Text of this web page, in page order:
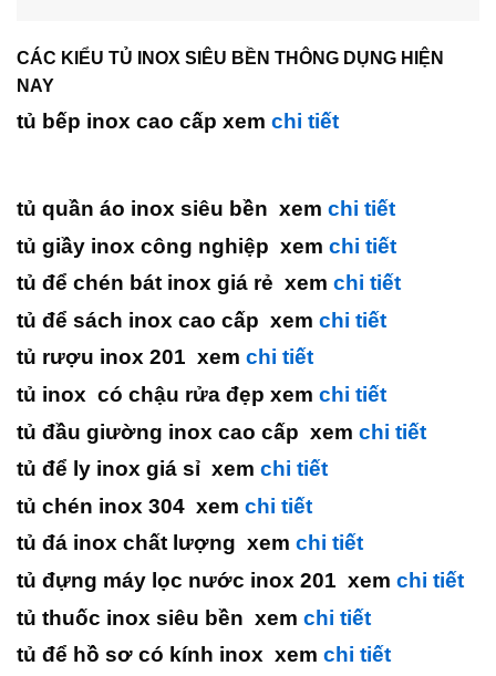
CÁC KIỂU TỦ INOX SIÊU BỀN THÔNG DỤNG HIỆN
NAY
tủ bếp inox cao cấp xem chi tiết
tủ quần áo inox siêu bền xem chi tiết
tủ giầy inox công nghiệp xem chi tiết
tủ để chén bát inox giá rẻ xem chi tiết
tủ để sách inox cao cấp xem chi tiết
tủ rượu inox 201 xem chi tiết
tủ inox có chậu rửa đẹp xem chi tiết
tủ đầu giường inox cao cấp xem chi tiết
tủ để ly inox giá sỉ xem chi tiết
tủ chén inox 304 xem chi tiết
tủ đá inox chất lượng xem chi tiết
tủ đựng máy lọc nước inox 201 xem chi tiết
tủ thuốc inox siêu bền xem chi tiết
tủ để hồ sơ có kính inox xem chi tiết